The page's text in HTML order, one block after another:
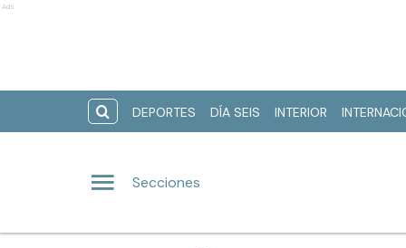
Ads
DEPORTES DÍA SEIS INTERIOR
Secciones